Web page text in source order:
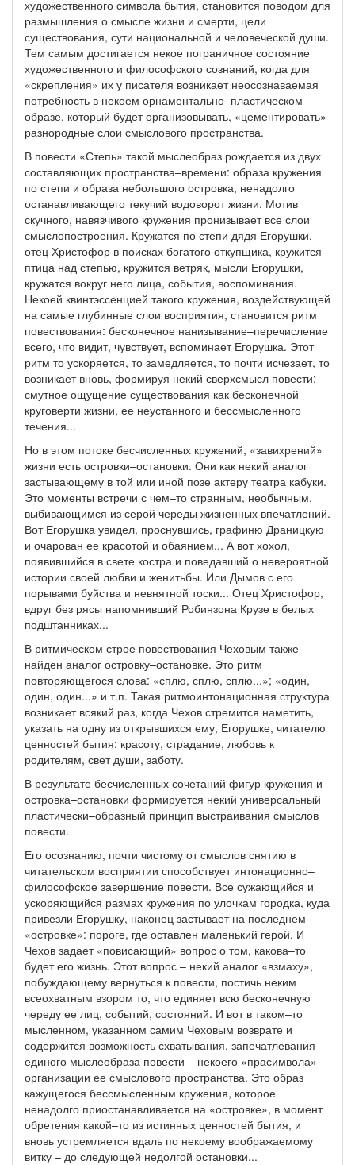
художественного символа бытия, становится поводом для
размышления о смысле жизни и смерти, цели
существования, сути национальной и человеческой души.
Тем самым достигается некое пограничное состояние
художественного и философского сознаний, когда для
«скрепления» их у писателя возникает неосознаваемая
потребность в некоем орнаментально–пластическом
образе, который будет организовывать, «цементировать»
разнородные слои смыслового пространства.
В повести «Степь» такой мыслеобраз рождается из двух
составляющих пространства–времени: образа кружения
по степи и образа небольшого островка, ненадолго
останавливающего текучий водоворот жизни. Мотив
скучного, навязчивого кружения пронизывает все слои
смыслопостроения. Кружатся по степи дядя Егорушки,
отец Христофор в поисках богатого откупщика, кружится
птица над степью, кружится ветряк, мысли Егорушки,
кружатся вокруг него лица, события, воспоминания.
Некоей квинтэссенцией такого кружения, воздействующей
на самые глубинные слои восприятия, становится ритм
повествования: бесконечное нанизывание–перечисление
всего, что видит, чувствует, вспоминает Егорушка. Этот
ритм то ускоряется, то замедляется, то почти исчезает, то
возникает вновь, формируя некий сверхсмысл повести:
смутное ощущение существования как бесконечной
круговерти жизни, ее неустанного и бессмысленного
течения...
Но в этом потоке бесчисленных кружений, «завихрений»
жизни есть островки–остановки. Они как некий аналог
застывающему в той или иной позе актеру театра кабуки.
Это моменты встречи с чем–то странным, необычным,
выбивающимся из серой череды жизненных впечатлений.
Вот Егорушка увидел, проснувшись, графиню Драницкую
и очарован ее красотой и обаянием... А вот хохол,
появившийся в свете костра и поведавший о невероятной
истории своей любви и женитьбы. Или Дымов с его
порывами буйства и невнятной тоски... Отец Христофор,
вдруг без рясы напомнивший Робинзона Крузе в белых
подштанниках...
В ритмическом строе повествования Чеховым также
найден аналог островку–остановке. Это ритм
повторяющегося слова: «сплю, сплю, сплю...»; «один,
один, один...» и т.п. Такая ритмоинтонационная структура
возникает всякий раз, когда Чехов стремится наметить,
указать на одну из открывшихся ему, Егорушке, читателю
ценностей бытия: красоту, страдание, любовь к
родителям, свет души, заботу.
В результате бесчисленных сочетаний фигур кружения и
островка–остановки формируется некий универсальный
пластически–образный принцип выстраивания смыслов
повести.
Его осознанию, почти чистому от смыслов снятию в
читательском восприятии способствует интонационно–
философское завершение повести. Все сужающийся и
ускоряющийся размах кружения по улочкам городка, куда
привезли Егорушку, наконец застывает на последнем
«островке»: пороге, где оставлен маленький герой. И
Чехов задает «повисающий» вопрос о том, какова–то
будет его жизнь. Этот вопрос – некий аналог «взмаху»,
побуждающему вернуться к повести, постичь неким
всеохватным взором то, что единяет всю бесконечную
череду ее лиц, событий, состояний. И вот в таком–то
мысленном, указанном самим Чеховым возврате и
содержится возможность схватывания, запечатлевания
единого мыслеобраза повести – некоего «прасимвола»
организации ее смыслового пространства. Это образ
кажущегося бессмысленным кружения, которое
ненадолго приостанавливается на «островке», в момент
обретения какой–то из истинных ценностей бытия, и
вновь устремляется вдаль по некоему воображаемому
витку – до следующей недолгой остановки...